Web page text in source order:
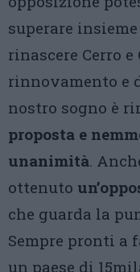
superare
rinascere Cerro
rinnovamento e
nostro sogno è
proposta e
unanimità.
ottenuto
che guarda la
Sempre pronti
un paese di